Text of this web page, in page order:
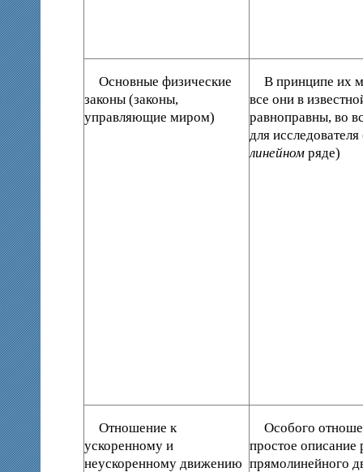
Основные физические
законы (законы,
управляющие миром)
В принципе их
все они в
равноправны, во
для
линейном ряде)
Отношение к
ускоренному и
неускоренному движению
Особого
простое описание
прямолинейного